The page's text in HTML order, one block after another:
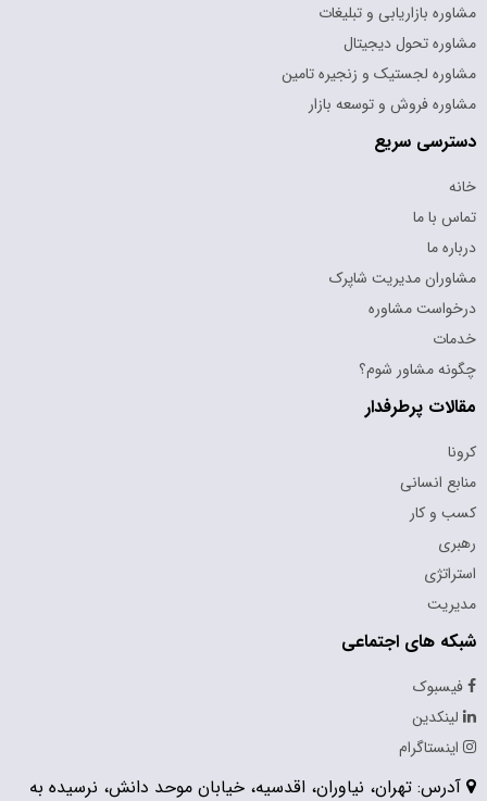
مشاوره بازاریابی و تبلیغات
مشاوره تحول دیجیتال
مشاوره لجستیک و زنجیره تامین
مشاوره فروش و توسعه بازار
دسترسی سریع
خانه
تماس با ما
درباره ما
مشاوران مدیریت شاپرک
درخواست مشاوره
خدمات
چگونه مشاور شوم؟
مقالات پرطرفدار
کرونا
منابع انسانی
کسب و کار
رهبری
استراتژی
مدیریت
شبکه های اجتماعی
فیسبوک
لینکدین
اینستاگرام
آدرس: تهران، نیاوران، اقدسیه، خیابان موحد دانش، نرسیده به